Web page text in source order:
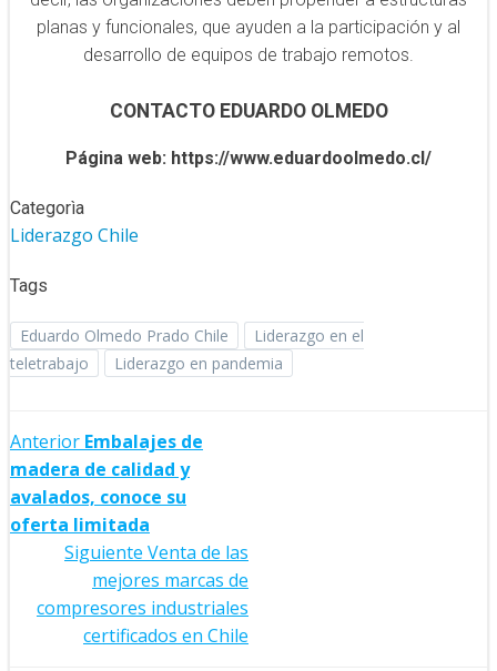
planas y funcionales, que ayuden a la participación y al
desarrollo de equipos de trabajo remotos.
CONTACTO EDUARDO OLMEDO
Página web: https://www.eduardoolmedo.cl/
Categorìa
Liderazgo Chile
Tags
Eduardo Olmedo Prado Chile
Liderazgo en el
teletrabajo
Liderazgo en pandemia
Navegación
de
entradas
Anterior Embalajes de
madera de calidad y
avalados, conoce su
oferta limitada
Navegación
entradas
Siguiente Venta de las
mejores marcas de
compresores industriales
certificados en Chile